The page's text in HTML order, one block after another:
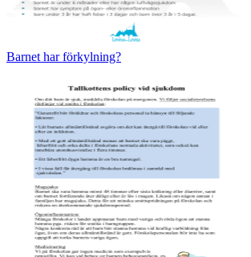
Barnet har förkylning?